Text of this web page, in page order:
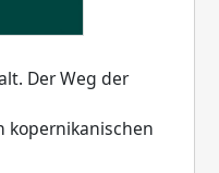
Der Weg der
kopernikanischen